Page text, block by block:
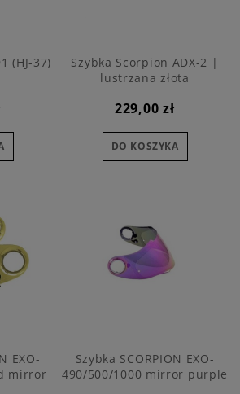
(HJ-37)
Szybka Scorpion ADX-2 |
lustrzana złota
229,00 zł
DO KOSZYKA
EXO-
mirror
Szybka SCORPION EXO-
490/500/1000 mirror purple